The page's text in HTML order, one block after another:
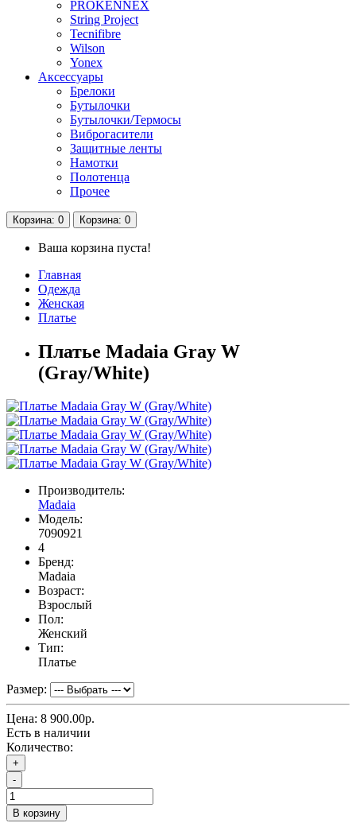
PROKENNEX
String Project
Tecnifibre
Wilson
Yonex
Аксессуары
Брелоки
Бутылочки
Бутылочки/Термосы
Виброгасители
Защитные ленты
Намотки
Полотенца
Прочее
Корзина: 0 Корзина: 0
Ваша корзина пуста!
Главная
Одежда
Женская
Платье
Платье Madaia Gray W
(Gray/White)
Производитель:
Madaia
Модель:
7090921
4
Бренд:
Madaia
Возраст:
Взрослый
Пол:
Женский
Тип:
Платье
Размер:
Цена: 8 900.00р.
Есть в наличии
Количество:
+
-
В корзину